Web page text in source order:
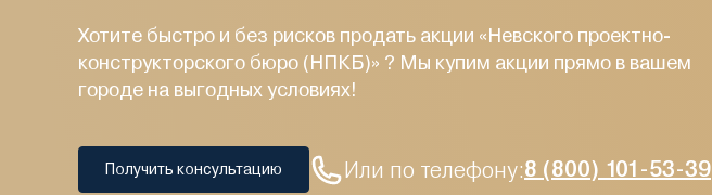
Хотите быстро и без рисков продать акции «Невского проектно-
конструкторского бюро (НПКБ)» ? Мы купим акции прямо в вашем
городе на выгодных условиях!
Получить консультацию Или по телефону:8 (800) 101-53-39